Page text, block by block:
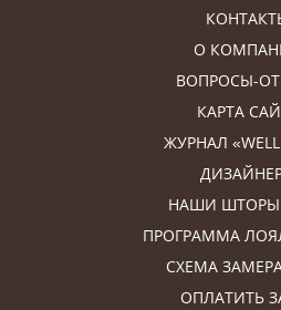
О
ВОПРОСЫ-
КАРТА
ЖУРНАЛ
НАШИ ШТОРЫ
ПРОГРАММА
СХЕМА
ОПЛАТИТЬ